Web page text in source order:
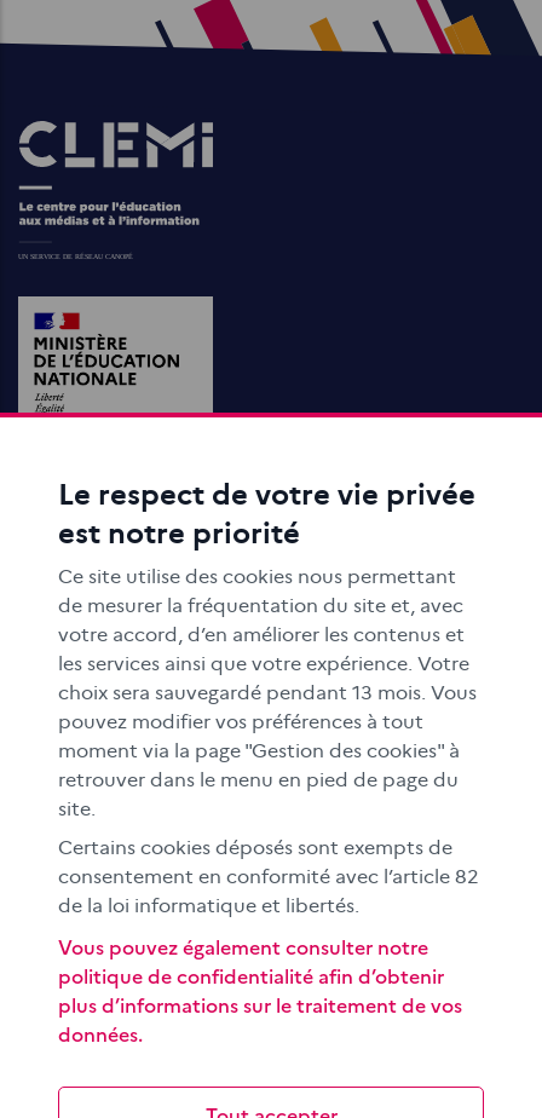
Images
ACTIONS ÉDUCATIVES
FORMATION
RESSOURCES
MÉDIAS SCOLAIRES
FAMILLES
Le CLEMI
En académies
À l'international
CLEMI sup
Espace presse
Si vous souhaitez vous abonner gratuitement à la lettre
d'information mensuelle du CLEMI, cliquezici →
Le respect de votre vie privée
est notre priorité
Ce site utilise des cookies nous permettant
de mesurer la fréquentation du site et, avec
votre accord, d’en améliorer les contenus et
les services ainsi que votre expérience. Votre
choix sera sauvegardé pendant 13 mois. Vous
pouvez modifier vos préférences à tout
moment via la page "Gestion des cookies" à
retrouver dans le menu en pied de page du
site.
Certains cookies déposés sont exempts de
consentement en conformité avec l’article 82
de la loi informatique et libertés.
Vous pouvez également consulter notre
politique de confidentialité afin d’obtenir
plus d’informations sur le traitement de vos
données.